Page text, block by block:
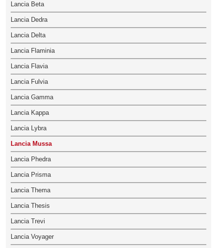
Lancia Beta
Lancia Dedra
Lancia Delta
Lancia Flaminia
Lancia Flavia
Lancia Fulvia
Lancia Gamma
Lancia Kappa
Lancia Lybra
Lancia Mussa
Lancia Phedra
Lancia Prisma
Lancia Thema
Lancia Thesis
Lancia Trevi
Lancia Voyager